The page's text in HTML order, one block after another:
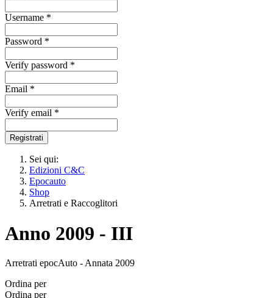
Username *
Password *
Verify password *
Email *
Verify email *
Registrati
Sei qui:
Edizioni C&C
Epocauto
Shop
Arretrati e Raccoglitori
Anno 2009 - III
Arretrati epocAuto - Annata 2009
Ordina per
Ordina per